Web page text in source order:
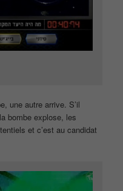
une autre arrive. S’il
bombe explose, les
et c’est au candidat